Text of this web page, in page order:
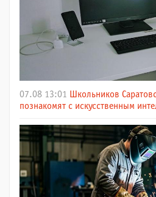
07.08 13:01 Школьников
познакомят с искусственным